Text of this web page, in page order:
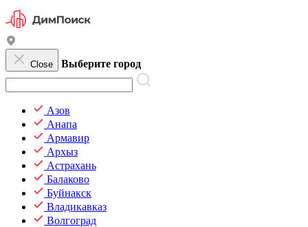
Close Выберите город
Азов
Анапа
Армавир
Архыз
Астрахань
Балаково
Буйнакск
Владикавказ
Волгоград